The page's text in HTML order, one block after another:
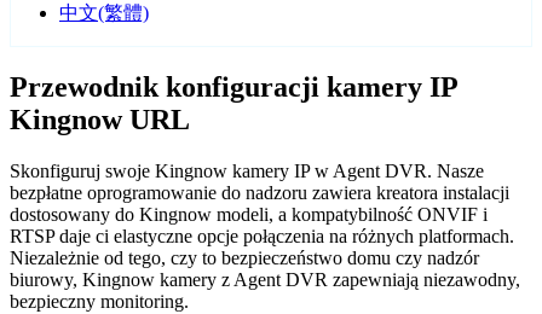
中文(繁體)
Przewodnik konfiguracji kamery IP
Kingnow URL
Skonfiguruj swoje Kingnow kamery IP w Agent DVR. Nasze
bezpłatne oprogramowanie do nadzoru zawiera kreatora instalacji
dostosowany do Kingnow modeli, a kompatybilność ONVIF i
RTSP daje ci elastyczne opcje połączenia na różnych platformach.
Niezależnie od tego, czy to bezpieczeństwo domu czy nadzór
biurowy, Kingnow kamery z Agent DVR zapewniają niezawodny,
bezpieczny monitoring.